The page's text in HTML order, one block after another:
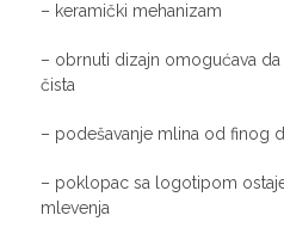
– keramički mehanizam
– obrnuti dizajn omogućava
čista
– podešavanje mlina od finog
– poklopac sa logotipom
mlevenja